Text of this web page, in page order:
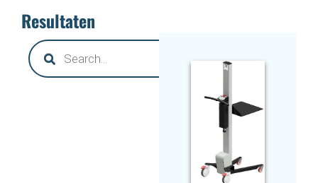
Resultaten